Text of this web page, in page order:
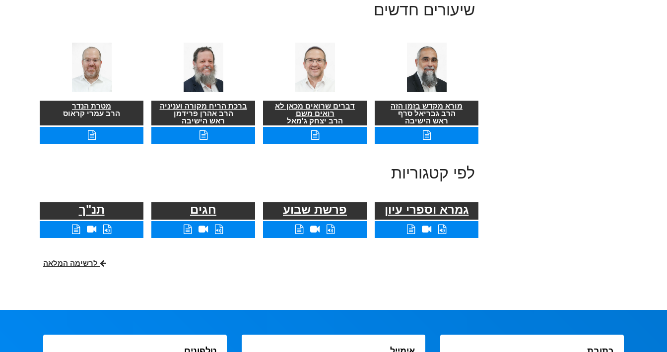
שיעורים חדשים
מורא מקדש בזמן הזה
הרב גבריאל סרף
ראש הישיבה
דברים שרואים מכאן לא
רואים משם
הרב יצחק ג'מאל
ברכת הריח מקורה ועניניה
הרב אהרן פרידמן
ראש הישיבה
מטרת הנדר
הרב עמרי קראוס
לפי קטגוריות
גמרא וספרי עיון פרשת שבוע חגים תנ"ך
לרשימה המלאה